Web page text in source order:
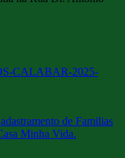
CALABAR-2025-
de Familias
Minha Vida.